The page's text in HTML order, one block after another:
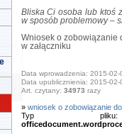
Bliska Ci osoba lub ktoś
w sposób problemowy –
Wniosek o zobowiązanie
w załączniku
Data wprowadzenia: 2015-02-
Data upublicznienia: 2015-02-
Art. czytany: 34973 razy
» wniosek o zobowiązanie
Typ